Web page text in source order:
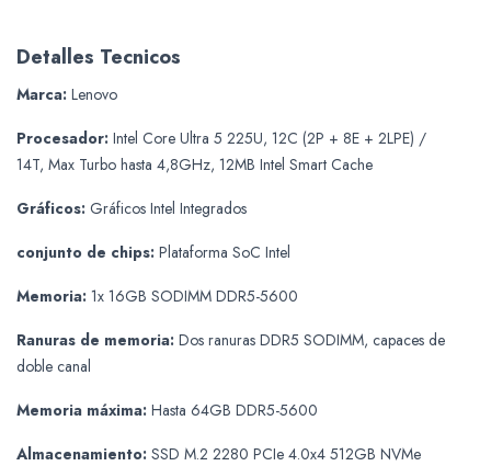
Detalles Tecnicos
Marca: Lenovo
Procesador: Intel Core Ultra 5 225U, 12C (2P + 8E + 2LPE) /
14T, Max Turbo hasta 4,8GHz, 12MB Intel Smart Cache
Gráficos: Gráficos Intel Integrados
conjunto de chips: Plataforma SoC Intel
Memoria: 1x 16GB SODIMM DDR5-5600
Ranuras de memoria: Dos ranuras DDR5 SODIMM, capaces de
doble canal
Memoria máxima: Hasta 64GB DDR5-5600
Almacenamiento: SSD M.2 2280 PCIe 4.0x4 512GB NVMe